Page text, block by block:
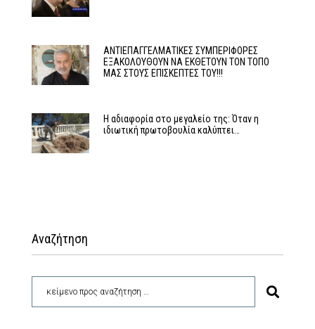
ΑΝΤΙΕΠΑΓΓΕΛΜΑΤΙΚΕΣ ΣΥΜΠΕΡΙΦΟΡΕΣ
ΕΞΑΚΟΛΟΥΘΟΥΝ ΝΑ ΕΚΘΕΤΟΥΝ ΤΟΝ ΤΟΠΟ
ΜΑΣ ΣΤΟΥΣ ΕΠΙΣΚΕΠΤΕΣ ΤΟΥ!!!
Η αδιαφορία στο μεγαλείο της: Όταν η
ιδιωτική πρωτοβουλία καλύπτει…
Αναζήτηση